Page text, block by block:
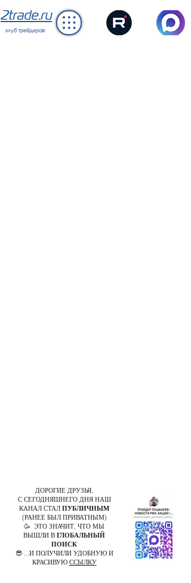
2trade.ru
клуб трейдеров
ДОРОГИЕ ДРУЗЬЯ,
С СЕГОДНЯШНЕГО ДНЯ НАШ
КАНАЛ СТАЛ ПУБЛИЧНЫМ
(РАНЕЕ БЫЛ ПРИВАТНЫМ)
🥳 ЭТО ЗНАЧИТ, ЧТО МЫ
ВЫШЛИ В ГЛОБАЛЬНЫЙ
ПОИСК
😎 ...И ПОЛУЧИЛИ УДОБНУЮ И
КРАСИВУЮ ССЫЛКУ